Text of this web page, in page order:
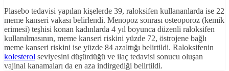
Plasebo tedavisi yapılan kişelerde 39, raloksifen kullananlarda ise 22
meme kanseri vakası belirlendi. Menopoz sonrası osteoporoz (kemik
erimesi) teşhisi konan kadınlarda 4 yıl boyunca düzenli raloksifen
kullanılmasının, meme kanseri riskini yüzde 72, östrojene bağlı
meme kanseri riskini ise yüzde 84 azalttığı belirtildi. Raloksifenin
kolesterol seviyesini düşürdüğü ve ilaç tedavisi sonucu oluşan
vajinal kanamaları da en aza indirgediği belirtildi.